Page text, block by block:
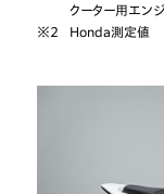
クーター用エン
※2
Honda測定値